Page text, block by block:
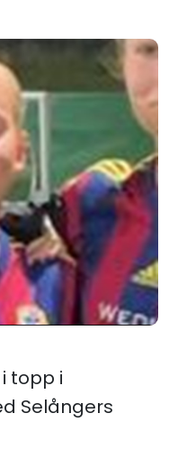
topp i
Selångers